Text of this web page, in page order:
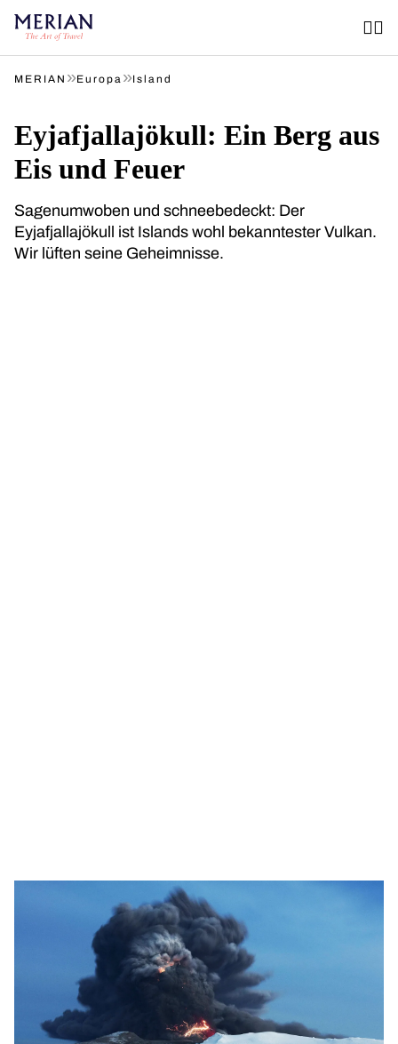
MERIAN »Europa »Island
Eyjafjallajökull: Ein Berg aus
Eis und Feuer
Sagenumwoben und schneebedeckt: Der
Eyjafjallajökull ist Islands wohl bekanntester Vulkan.
Wir lüften seine Geheimnisse.